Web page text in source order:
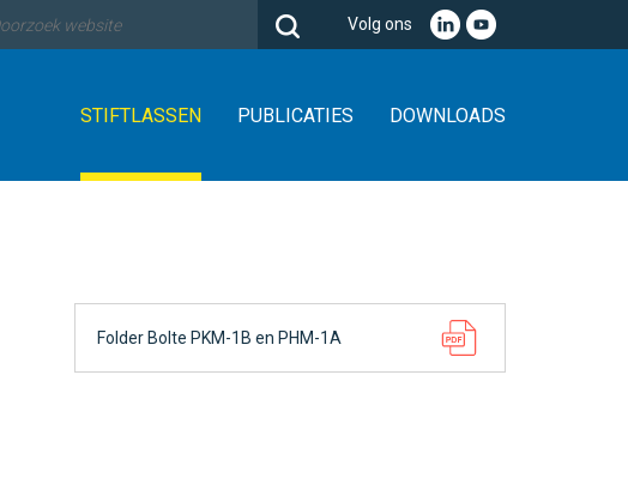
Volg ons
STIFTLASSEN PUBLICATIES DOWNLOADS
Folder Bolte PKM-1B en PHM-1A